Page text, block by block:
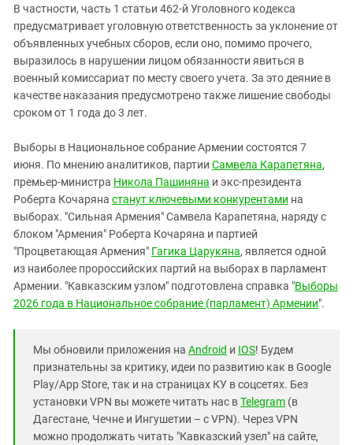
В частности, часть 1 статьи 462-й Уголовного кодекса
предусматривает уголовную ответственность за уклонение от
объявленных учебных сборов, если оно, помимо прочего,
выразилось в нарушении лицом обязанности явиться в
военный комиссариат по месту своего учета. За это деяние в
качестве наказания предусмотрено также лишение свободы
сроком от 1 года до 3 лет.
Выборы в Национальное собрание Армении состоятся 7
июня. По мнению аналитиков, партии Самвела Карапетяна,
премьер-министра Никола Пашиняна и экс-президента
Роберта Кочаряна станут ключевыми конкурентами на
выборах. "Сильная Армения" Самвела Карапетяна, наряду с
блоком "Армения" Роберта Кочаряна и партией
"Процветающая Армения" Гагика Царукяна, является одной
из наиболее пророссийских партий на выборах в парламент
Армении. "Кавказским узлом" подготовлена справка "Выборы
2026 года в Национальное собрание (парламент) Армении".
Мы обновили приложения на Android и IOS! Будем
признательны за критику, идеи по развитию как в Google
Play/App Store, так и на страницах КУ в соцсетях. Без
установки VPN вы можете читать нас вTelegram (в
Дагестане, Чечне и Ингушетии – с VPN). Через VPN
можно продолжать читать "Кавказский узел" на сайте,